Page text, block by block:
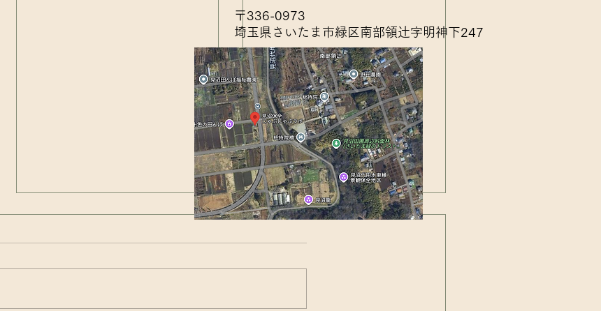
田んぼの生きもの観察
〒336-0973
埼玉県さいたま市緑区南部領辻字明神下247